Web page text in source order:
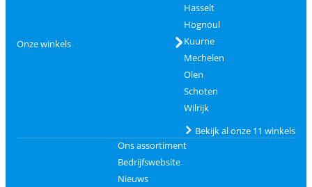
Onze winkels
Hasselt
Hognoul
Kuurne
Mechelen
Olen
Schoten
Wilrijk
Bekijk al onze 11 winkels
Ons assortiment
Bedrijfswebsite
Nieuws